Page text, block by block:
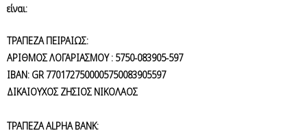
είναι:
ΤΡΑΠΕΖΑ ΠΕΙΡΑΙΩΣ:
ΑΡΙΘΜΟΣ ΛΟΓΑΡΙΑΣΜΟΥ : 5750-083905-597
ΙΒΑΝ: GR 7701727500005750083905597
ΔΙΚΑΙΟΥΧΟΣ ΖΗΣΙΟΣ ΝΙΚΟΛΑΟΣ
ΤΡΑΠΕΖΑ ALPHA BANK: